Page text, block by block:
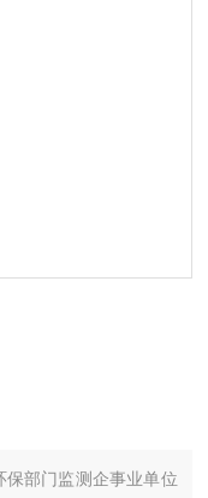
部门监测企事业单位